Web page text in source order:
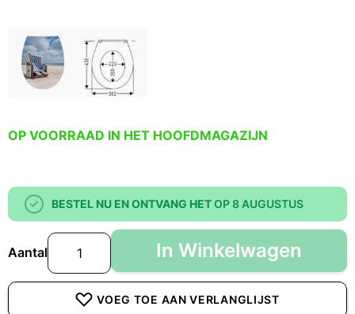
OP VOORRAAD IN HET HOOFDMAGAZIJN
BESTEL NU EN ONTVANG HETOP 8 AUGUSTUS
Aantal In Winkelwagen
VOEG TOE AAN VERLANGLIJST